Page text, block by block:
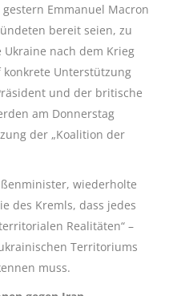
Emmanuel Macron
bereit seien, zu
nach dem Krieg
Unterstützung
und der britische
am Donnerstag
der „Koalition der
wiederholte
des Kremls, dass jedes
Realitäten“ –
Territoriums
muss.